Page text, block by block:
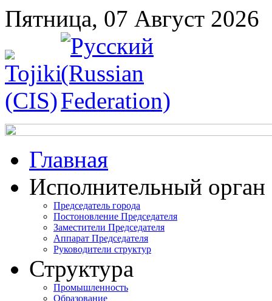
Пятница, 07 Август 2026
Главная
Исполнительный орган
Председатель города
Постоновление Председателя
Заместители Председателя
Аппарат Председателя
Руководители структур
Структура
Промышленность
Образование